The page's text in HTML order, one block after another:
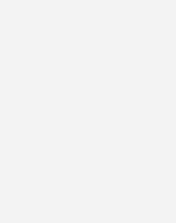
neue Gemeinschaftsaufgabe die
ist
Klimaschutzhaben sich
und das Tool online gestellt.
die Liste der Kandidierenden nicht.
AfD. Die Partei leugne den
beenden, hieß es auf
von #wählbar25. „Deshalb